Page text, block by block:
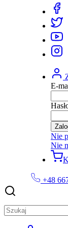
E-
Nie
Nie
+48